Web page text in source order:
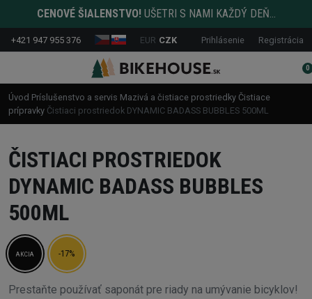
CENOVÉ ŠIALENSTVO! UŠETRI S NAMI KAŽDÝ DEŇ...
+421 947 955 376 EUR CZK Prihlásenie Registrácia
0
Úvod Príslušenstvo a servis Mazivá a čistiace prostriedky Čistiace
prípravky Čistiaci prostriedok DYNAMIC BADASS BUBBLES 500ML
ČISTIACI PROSTRIEDOK
DYNAMIC BADASS BUBBLES
500ML
AKCIA -17%
Prestaňte používať saponát pre riady na umývanie bicyklov!